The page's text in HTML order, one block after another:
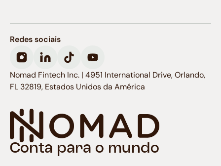
Conta para o mundo
Redes sociais
Nomad Fintech Inc. | 4951 International Drive, Orlando,
FL 32819, Estados Unidos da América